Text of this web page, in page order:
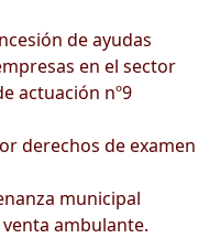
de ayudas
en el sector
actuación nº9
derechos de examen
municipal
ambulante.